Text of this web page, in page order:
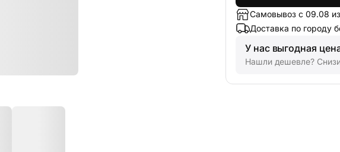
Самовывоз с 09.08 из
Доставка по городу
У нас выгодная
Нашли дешевле?